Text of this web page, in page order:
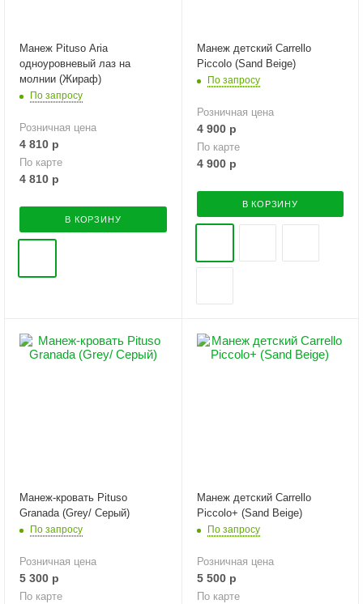
Манеж Pituso Aria
одноуровневый лаз на
молнии (Жираф)
По запросу
Розничная цена
4 810 р
По карте
4 810 р
В КОРЗИНУ
Манеж детский Carrello
Piccolo (Sand Beige)
По запросу
Розничная цена
4 900р
По карте
4 900р
В КОРЗИНУ
Манеж-кровать Pituso
Granada (Grey/ Серый)
По запросу
Розничная цена
5 300 р
По карте
Манеж детский Carrello
Piccolo+ (Sand Beige)
По запросу
Розничная цена
5 500р
По карте